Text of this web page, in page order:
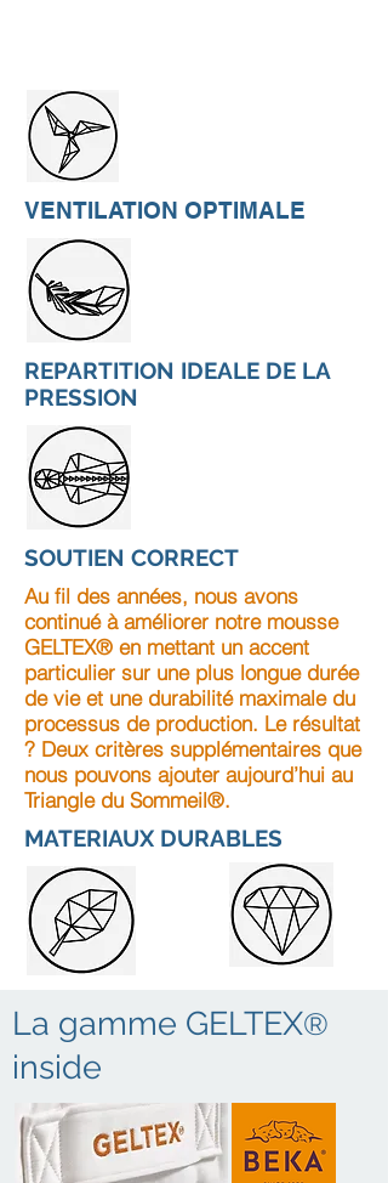
VENTILATION OPTIMALE
REPARTITION IDEALE DE LA
PRESSION
SOUTIEN CORRECT
Au fil des années, nous avons
continué à améliorer notre mousse
GELTEX® en mettant un accent
particulier sur une plus longue durée
de vie et une durabilité maximale du
processus de production. Le résultat
? Deux critères supplémentaires que
nous pouvons ajouter aujourd’hui au
Triangle du Sommeil®.
MATERIAUX DURABLES
La gamme GELTEX®
inside